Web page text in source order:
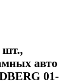
шт.,
авто
01-